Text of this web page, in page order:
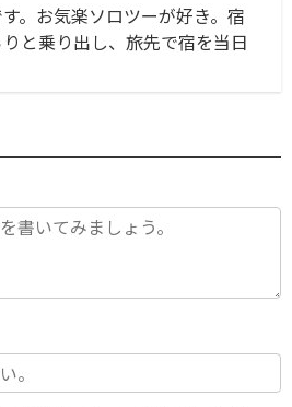
。お気楽ソロツーが好き。宿
と乗り出し、旅先で宿を当日